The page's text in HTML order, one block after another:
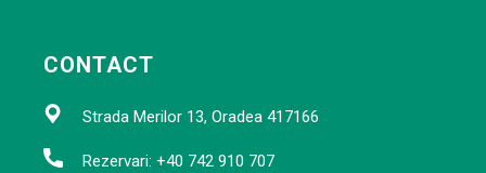
CONTACT
Strada Merilor 13, Oradea 417166
Rezervari: +40 742 910 707